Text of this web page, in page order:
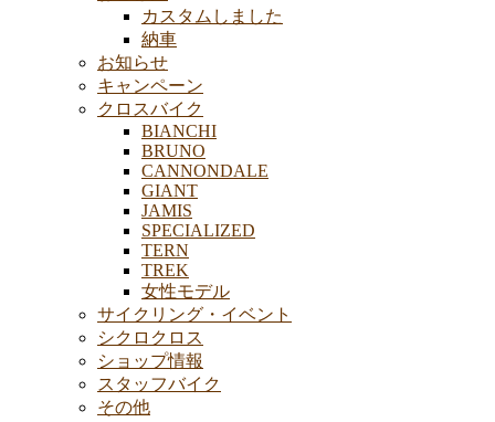
カスタムしました
納車
お知らせ
キャンペーン
クロスバイク
BIANCHI
BRUNO
CANNONDALE
GIANT
JAMIS
SPECIALIZED
TERN
TREK
女性モデル
サイクリング・イベント
シクロクロス
ショップ情報
スタッフバイク
その他